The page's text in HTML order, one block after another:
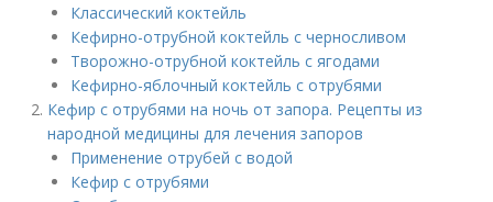
Классический коктейль
Кефирно-отрубной коктейль с черносливом
Творожно-отрубной коктейль с ягодами
Кефирно-яблочный коктейль с отрубями
Кефир с отрубями на ночь от запора. Рецепты из
народной медицины для лечения запоров
Применение отрубей с водой
Кефир с отрубями